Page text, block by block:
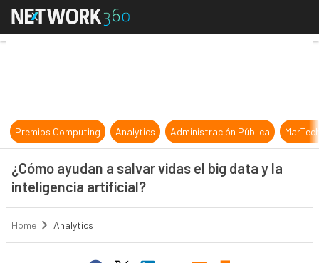
¿Cómo ayudan a salvar vidas el
Premios Computing Analytics Administración Pública
¿Cómo ayudan a salvar vidas el big data y la
inteligencia artificial?
Home Analytics